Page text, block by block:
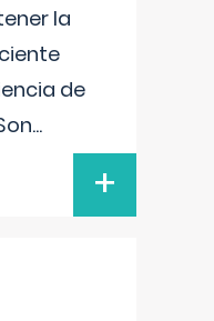
la
de
...
+